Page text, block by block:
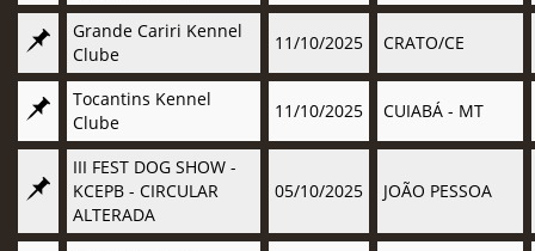
Grande Cariri Kennel
Clube
11/10/2025 CRATO/CE
Tocantins Kennel
Clube
11/10/2025 CUIABÁ - MT
III FEST DOG SHOW -
KCEPB - CIRCULAR
ALTERADA
05/10/2025 JOÃO PESSOA